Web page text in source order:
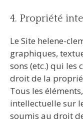
4. Propriété
Le Site helene-
graphiques,
sons (etc.) qui les
droit de la
Tous les
intellectuelle sur
soumis au droit